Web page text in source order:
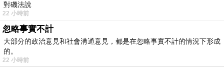
對磯法說
22 小時前
忽略事實不計
大部分的政治意見和社會溝通意見，都是在忽略事實不計的情況下形成
的。
22 小時前